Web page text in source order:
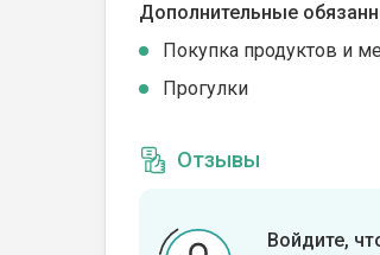
Дополнительные
Покупка продуктов и
Прогулки
Отзывы
Войдите,